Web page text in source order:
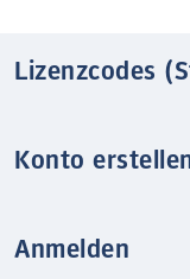
Lizenzcodes
Konto
Anmelden